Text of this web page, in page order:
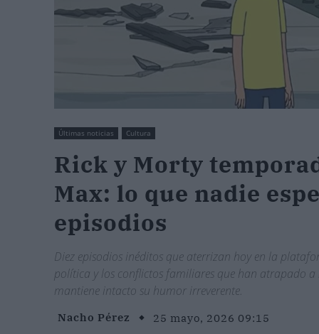
Últimas noticias Cultura
Rick y Morty
Max: lo que nadie
episodios
Diez episodios inéditos que aterrizan hoy en la
política y los conflictos familiares que han atrapado
mantiene intacto su humor irreverente.
Nacho Pérez 25 mayo, 2026 09:15